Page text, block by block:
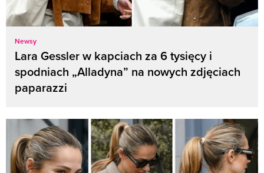
Newsy
Lara Gessler w kapciach za 6 tysięcy i
spodniach „Alladyna” na nowych zdjęciach
paparazzi